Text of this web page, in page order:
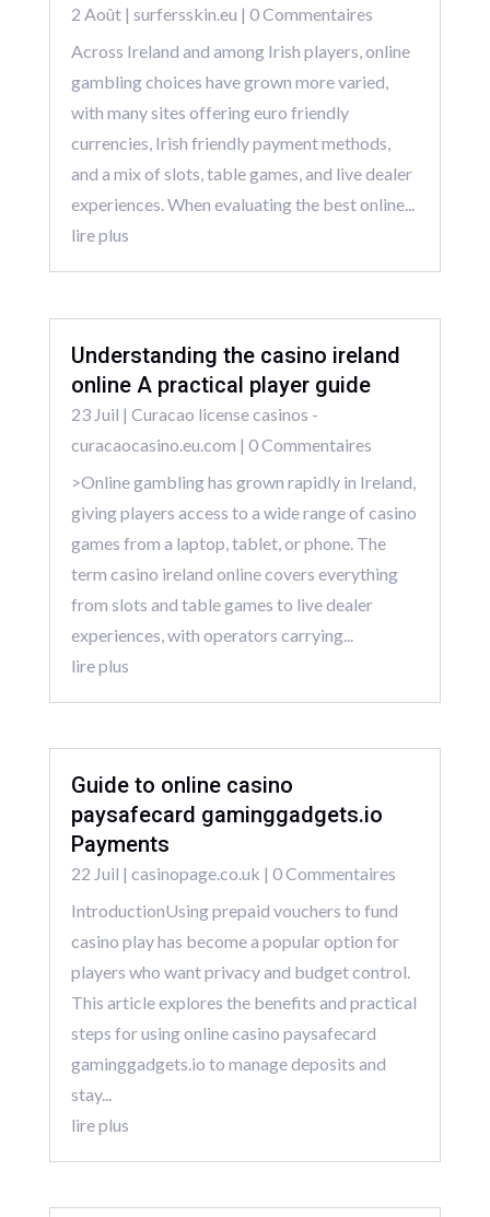
2 Août| surfersskin.eu | 0 Commentaires
Across Ireland and among Irish players, online
gambling choices have grown more varied,
with many sites offering euro friendly
currencies, Irish friendly payment methods,
and a mix of slots, table games, and live dealer
experiences. When evaluating the best online...
lire plus
Understanding the casino ireland
online A practical player guide
23 Juil | Curacao license casinos -
curacaocasino.eu.com | 0 Commentaires
>Online gambling has grown rapidly in Ireland,
giving players access to a wide range of casino
games from a laptop, tablet, or phone. The
term casino ireland online covers everything
from slots and table games to live dealer
experiences, with operators carrying...
lire plus
Guide to online casino
paysafecard gaminggadgets.io
Payments
22 Juil | casinopage.co.uk | 0 Commentaires
IntroductionUsing prepaid vouchers to fund
casino play has become a popular option for
players who want privacy and budget control.
This article explores the benefits and practical
steps for using online casino paysafecard
gaminggadgets.io to manage deposits and
stay...
lire plus